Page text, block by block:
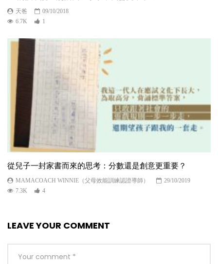
天爸
09/10/2018
6.7K
1
從兒子一封家書而來的思考：分數還是創意更重要？
MAMACOACH WINNIE（父母效能訓練認證導師）
29/10/2019
7.3K
4
LEAVE YOUR COMMENT